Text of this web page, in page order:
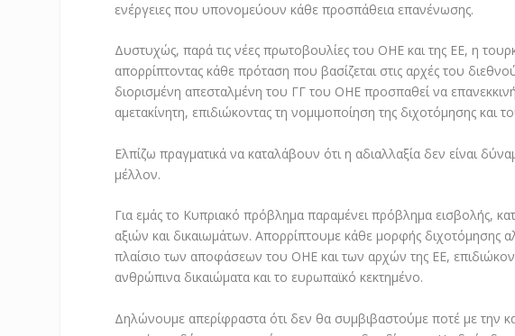
ενέργειες που υπονομεύουν κάθε προσπάθεια επανένωσης.
Δυστυχώς, παρά τις νέες πρωτοβουλίες του ΟΗΕ και της ΕΕ, η
απορρίπτοντας κάθε πρόταση που βασίζεται στις αρχές του
διορισμένη απεσταλμένη του ΓΓ του ΟΗΕ προσπαθεί να
αμετακίνητη, επιδιώκοντας τη νομιμοποίηση της διχοτόμησης και
Ελπίζω πραγματικά να καταλάβουν ότι η αδιαλλαξία δεν είναι
μέλλον.
Για εμάς το Κυπριακό πρόβλημα παραμένει πρόβλημα εισβολής,
αξιών και δικαιωμάτων. Απορρίπτουμε κάθε μορφής διχοτόμησης
πλαίσιο των αποφάσεων του ΟΗΕ και των αρχών της ΕΕ,
ανθρώπινα δικαιώματα και το ευρωπαϊκό κεκτημένο.
Δηλώνουμε απερίφραστα ότι δεν θα συμβιβαστούμε ποτέ με την